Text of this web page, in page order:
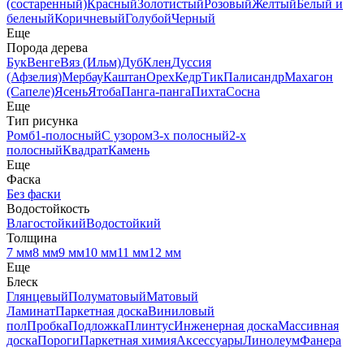
(состаренный)КрасныйЗолотистыйРозовыйЖелтыйБелый и
беленыйКоричневыйГолубойЧерный
Еще
Порода дерева
БукВенгеВяз (Ильм)ДубКленДуссия
(Афзелия)МербауКаштанОрехКедрТикПалисандрМахагон
(Сапеле)ЯсеньЯтобаПанга-пангаПихтаСосна
Еще
Тип рисунка
Ромб1-полосныйС узором3-х полосный2-х
полосныйКвадратКамень
Еще
Фаска
Без фаски
Водостойкость
ВлагостойкийВодостойкий
Толщина
7 мм8 мм9 мм10 мм11 мм12 мм
Еще
Блеск
ГлянцевыйПолуматовыйМатовый
ЛаминатПаркетная доскаВиниловый
полПробкаПодложкаПлинтусИнженерная доскаМассивная
доскаПорогиПаркетная химияАксессуарыЛинолеумФанера